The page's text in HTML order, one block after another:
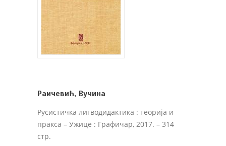
Раичевић, Вучина
Русистичка лигводидактика : теорија и
пракса – Ужице : Графичар, 2017. – 314
стр.